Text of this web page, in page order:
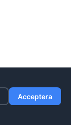
Acceptera